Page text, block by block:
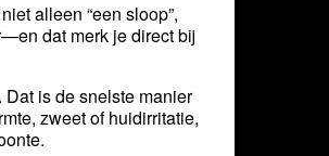
alleen “een sloop”,
dat merk je direct bij
is de snelste manier
zweet of huidirritatie,